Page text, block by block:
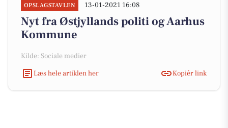
OPSLAGSTAVLEN 13-01-2021 16:08
Nyt fra Østjyllands politi og Aarhus
Kommune
Kilde: Sociale medier
Læs hele artiklen her
Kopiér link